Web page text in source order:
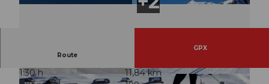
© Obwalden Tourismus, Obwalden Tourismus © Obwalden Tourismus, Obwalden Tourismus
Route
GPX
1:30 h
11,84 km